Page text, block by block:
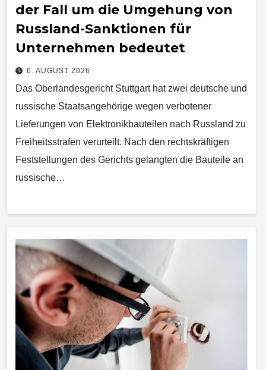
der Fall um die Umgehung von
Russland-Sanktionen für
Unternehmen bedeutet
6. AUGUST 2026
Das Oberlandesgericht Stuttgart hat zwei deutsche und
russische Staatsangehörige wegen verbotener
Lieferungen von Elektronikbauteilen nach Russland zu
Freiheitsstrafen verurteilt. Nach den rechtskräftigen
Feststellungen des Gerichts gelangten die Bauteile an
russische…